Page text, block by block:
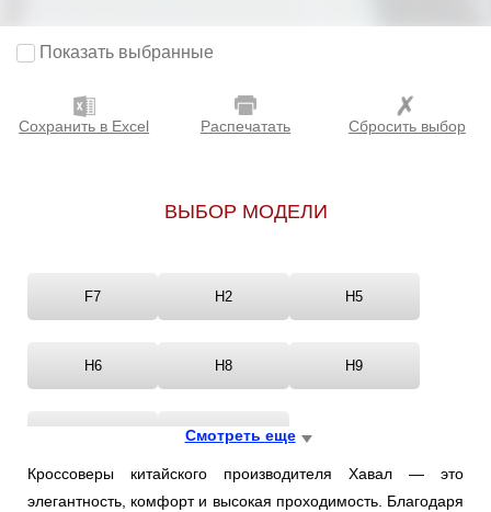
Оренбург
Ростов-на-Дону
Санкт-Петербург
Саратов
Солнцево
Показать выбранные
Сохранить в Excel Распечатать Сбросить выбор
ВЫБОР МОДЕЛИ
F7 H2 H5
H6 H8 H9
JOLION
Смотреть еще
Кроссоверы китайского производителя Хавал — это
элегантность, комфорт и высокая проходимость. Благодаря